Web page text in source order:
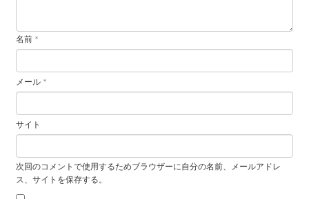
名前 *
メール *
サイト
次回のコメントで使用するためブラウザーに自分の名前、メールアドレ
ス、サイトを保存する。